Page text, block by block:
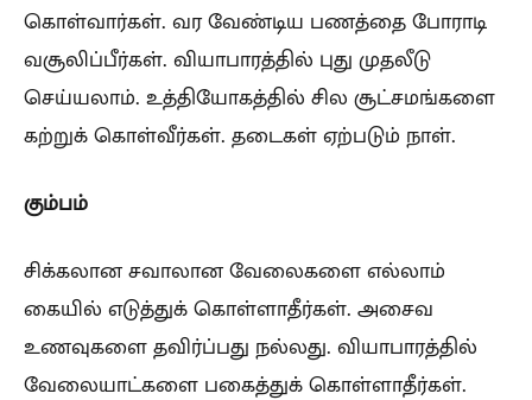
கொள்வார்கள். வர வேண்டிய பணத்தை போராடி
வசூலிப்பீர்கள். வியாபாரத்தில் புது முதலீடு
செய்யலாம். உத்தியோகத்தில் சில சூட்சமங்களை
கற்றுக் கொள்வீர்கள். தடைகள் ஏற்படும் நாள்.
கும்பம்
சிக்கலான சவாலான வேலைகளை எல்லாம்
கையில் எடுத்துக் கொள்ளாதீர்கள். அசைவ
உணவுகளை தவிர்ப்பது நல்லது. வியாபாரத்தில்
வேலையாட்களை பகைத்துக் கொள்ளாதீர்கள்.